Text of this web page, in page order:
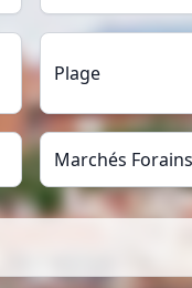
Plage
Marchés Forains